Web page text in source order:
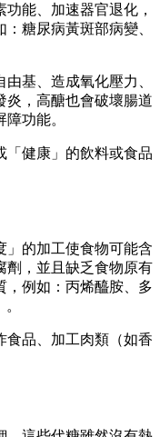
能、加速器官退化，
糖尿病黃斑部病變、
基、造成氧化壓力、
炎，高醣也會破壞腸道
功能。
「健康」的飲料或食品
」的加工使食物可能含
劑，並且缺乏食物原有
，例如：丙烯醯胺、多
食品、加工肉類（如香